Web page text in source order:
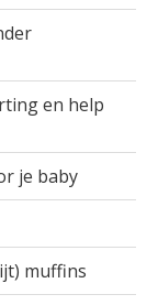
en help
je baby
muffins